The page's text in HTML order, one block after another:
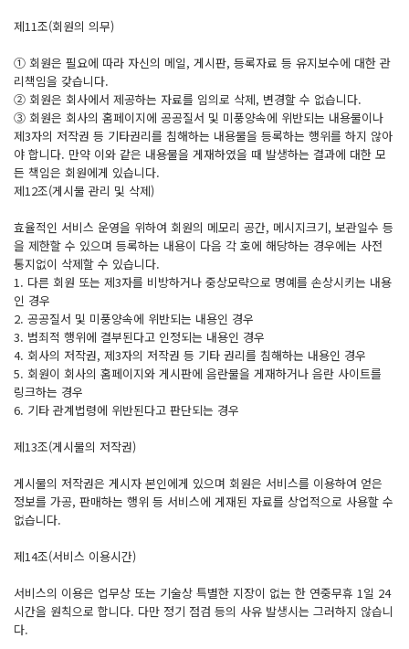
제11조(회원의 의무)
① 회원은 필요에 따라 자신의 메일, 게시판, 등록자료 등 유지보수에 대한 관
리책임을 갖습니다.
② 회원은 회사에서 제공하는 자료를 임의로 삭제, 변경할 수 없습니다.
③ 회원은 회사의 홈페이지에 공공질서 및 미풍양속에 위반되는 내용물이나
제3자의 저작권 등 기타권리를 침해하는 내용물을 등록하는 행위를 하지 않아
야 합니다. 만약 이와 같은 내용물을 게재하였을 때 발생하는 결과에 대한 모
든 책임은 회원에게 있습니다.
제12조(게시물 관리 및 삭제)
효율적인 서비스 운영을 위하여 회원의 메모리 공간, 메시지크기, 보관일수 등
을 제한할 수 있으며 등록하는 내용이 다음 각 호에 해당하는 경우에는 사전
통지없이 삭제할 수 있습니다.
1. 다른 회원 또는 제3자를 비방하거나 중상모략으로 명예를 손상시키는 내용
인 경우
2. 공공질서 및 미풍양속에 위반되는 내용인 경우
3. 범죄적 행위에 결부된다고 인정되는 내용인 경우
4. 회사의 저작권, 제3자의 저작권 등 기타 권리를 침해하는 내용인 경우
5. 회원이 회사의 홈페이지와 게시판에 음란물을 게재하거나 음란 사이트를
링크하는 경우
6. 기타 관계법령에 위반된다고 판단되는 경우
제13조(게시물의 저작권)
게시물의 저작권은 게시자 본인에게 있으며 회원은 서비스를 이용하여 얻은
정보를 가공, 판매하는 행위 등 서비스에 게재된 자료를 상업적으로 사용할 수
없습니다.
제14조(서비스 이용시간)
서비스의 이용은 업무상 또는 기술상 특별한 지장이 없는 한 연중무휴 1일 24
시간을 원칙으로 합니다. 다만 정기 점검 등의 사유 발생시는 그러하지 않습니
다.